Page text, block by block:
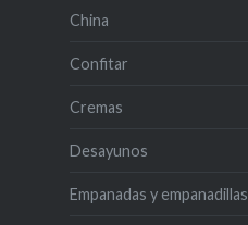
China
Confitar
Cremas
Desayunos
Empanadas y empanadillas